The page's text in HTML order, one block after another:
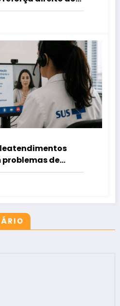
de trabalho
problemas de